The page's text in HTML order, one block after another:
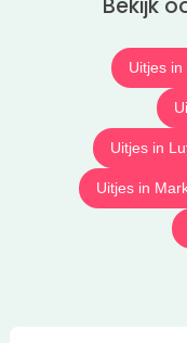
Bekijk
Uitjes in
Uitjes in
Uitjes in